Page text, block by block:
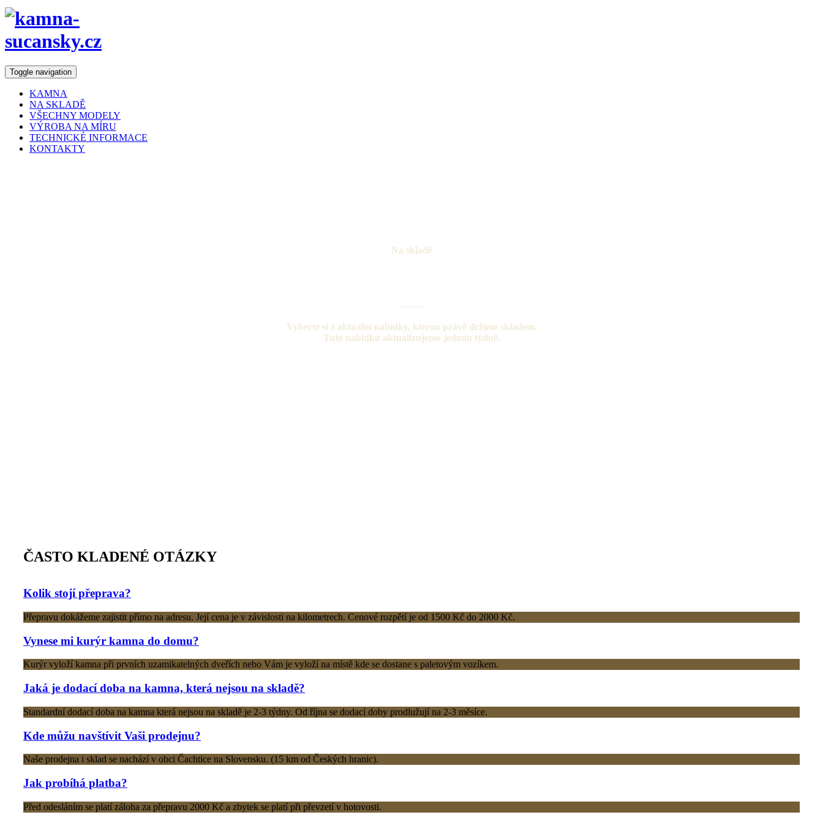
Toggle navigation
KAMNA
NA SKLADĚ
VŠECHNY MODELY
VÝROBA NA MÍRU
TECHNICKÉ INFORMACE
KONTAKTY
Na skladě
Vyberte si z aktuální nabídky, kterou právě držíme skladem.
Tuto nabídku aktualizujeme jednou týdně.
ČASTO KLADENÉ OTÁZKY
Kolik stojí přeprava?
Přepravu dokážeme zajistit přímo na adresu. Její cena je v závislosti na kilometrech. Cenové rozpětí je od 1500 Kč do 2000 Kč.
Vynese mi kurýr kamna do domu?
Kurýr vyloží kamna při prvních uzamikatelných dveřích nebo Vám je vyloží na místě kde se dostane s paletovým vozíkem.
Jaká je dodací doba na kamna, která nejsou na skladě?
Standardní dodací doba na kamna která nejsou na skladě je 2-3 týdny. Od října se dodací doby prodlužují na 2-3 měsíce.
Kde můžu navštívit Vaši prodejnu?
Naše prodejna i sklad se nachází v obci Čachtice na Slovensku. (15 km od Českých hranic).
Jak probíhá platba?
Před odesláním se platí záloha za přepravu 2000 Kč a zbytek se platí při převzetí v hotovosti.